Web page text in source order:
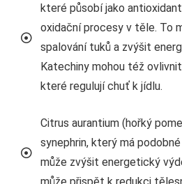
které působí jako
oxidační procesy v těle. To
spalování tuků a zvýšit
Katechiny mohou též
které regulují chuť k jídlu.
Citrus aurantium (hořký
synephrin, který má
může zvýšit energetický